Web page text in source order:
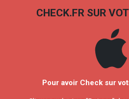
CHECK.FR SUR
Pour avoir Check sur